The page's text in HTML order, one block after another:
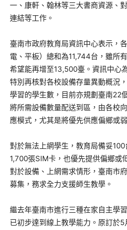
一、康軒、翰林等三大書商資源、
連結等工作。
臺南市政府教育局資訊中心表示，
電、平板）總和為11,744台，雖所
希望能再增至13,500臺。資訊中心
特別再核對各校設備存量異動概況
學習的學生數，目前亦規劃臺南22
將所需設備數量配送到區，由各校
應模式，尤其是將優先供應偏鄉或
對於無法上網學生，教育局備妥100
1,700張SIM卡，也優先提供偏鄉或
對於設備、上網需求情形，臺南市
募集，務求全力支援師生教學。
繼去年臺南市進行三種在家自主學
已初步達到線上教學能力。原訂於